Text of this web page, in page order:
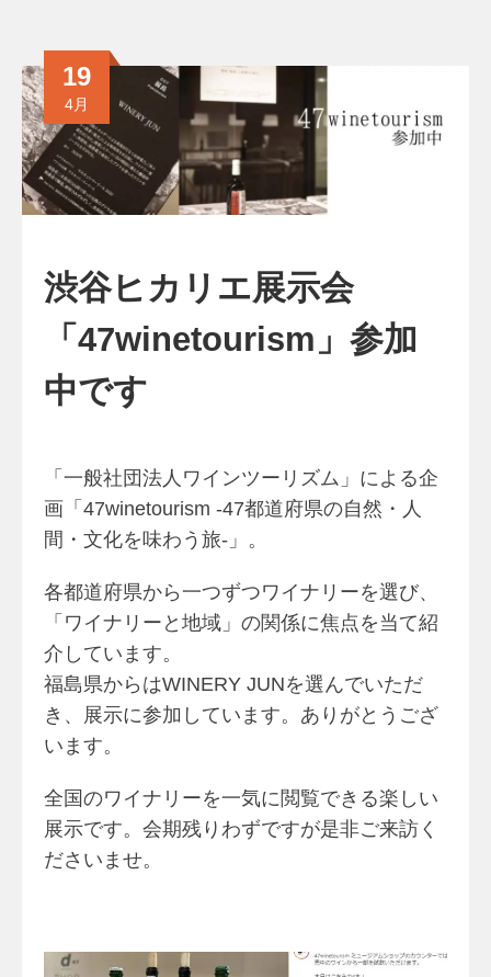
渋谷ヒカリエ展示会
「47winetourism」参加
中です
19
4月
「一般社団法人ワインツーリズム」による企
画「47winetourism -47都道府県の自然・人
間・文化を味わう旅-」。
各都道府県から一つずつワイナリーを選び、
「ワイナリーと地域」の関係に焦点を当て紹
介しています。
福島県からはWINERY JUNを選んでいただ
き、展示に参加しています。ありがとうござ
います。
全国のワイナリーを一気に閲覧できる楽しい
展示です。会期残りわずですが是非ご来訪く
ださいませ。